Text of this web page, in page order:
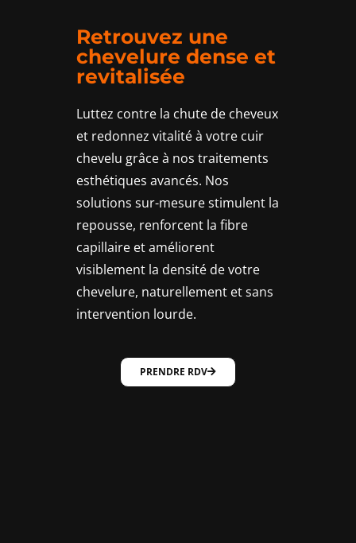
Retrouvez une
chevelure dense et
revitalisée
Luttez contre la chute de cheveux
et redonnez vitalité à votre cuir
chevelu grâce à nos traitements
esthétiques avancés. Nos
solutions sur-mesure stimulent la
repousse, renforcent la fibre
capillaire et améliorent
visiblement la densité de votre
chevelure, naturellement et sans
intervention lourde.
PRENDRE RDV